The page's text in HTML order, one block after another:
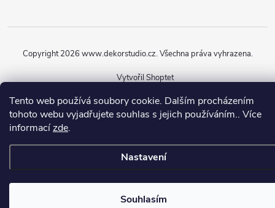
Tento web používá soubory cookie. Dalším procházením
tohoto webu vyjadřujete souhlas s jejich používáním.. Více
informacízde.
Nastavení
Souhlasím
Vytvořil Shoptet
Copyright 2026 www.dekorstudio.cz. Všechna práva vyhrazena.